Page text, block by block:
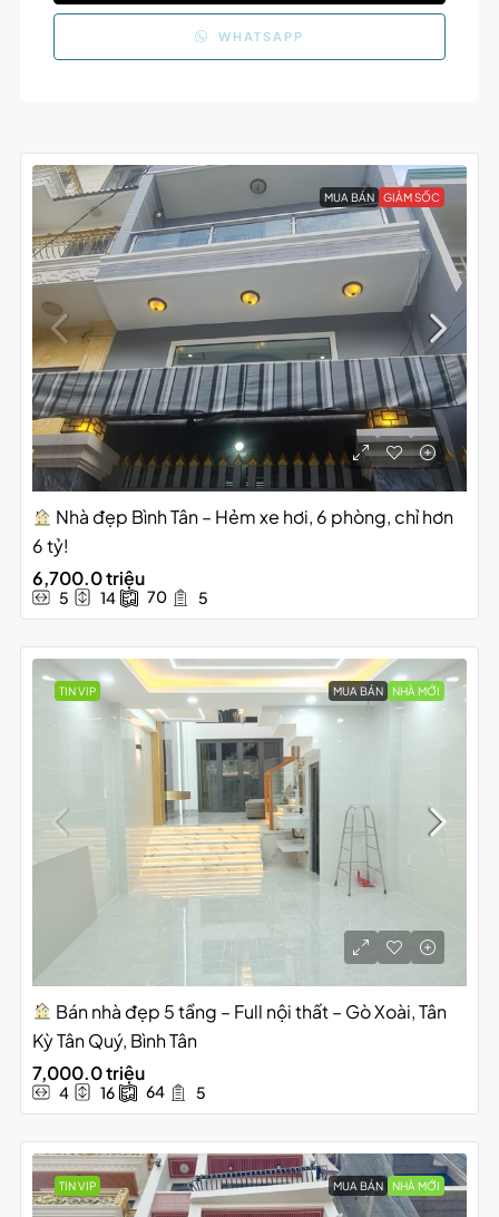
WHATSAPP
MUA BÁN GIẢM SỐC
Nhà đẹp Bình Tân – Hẻm xe hơi, 6 phòng, chỉ hơn
6 tỷ!
6,700.0 triệu
5 14 70 5
TIN VIP MUA BÁN NHÀ MỚI
Bán nhà đẹp 5 tầng – Full nội thất – Gò Xoài, Tân
Kỳ Tân Quý, Bình Tân
7,000.0 triệu
4 16 64 5
TIN VIP MUA BÁN NHÀ MỚI